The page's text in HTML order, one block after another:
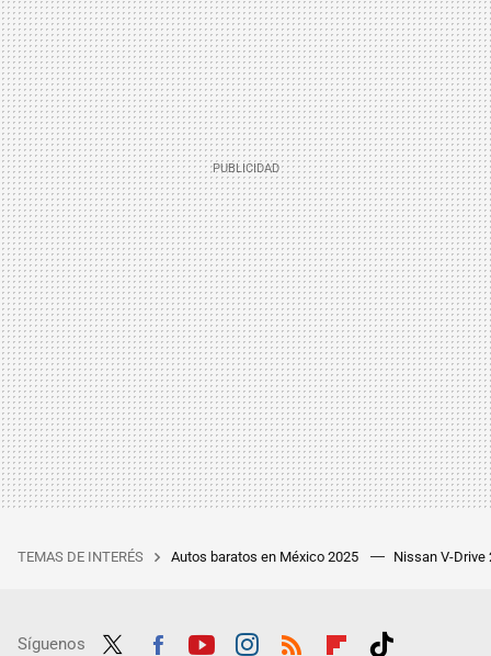
TEMAS DE INTERÉS Autos baratos en México 2025 Nissan V-Drive
Síguenos